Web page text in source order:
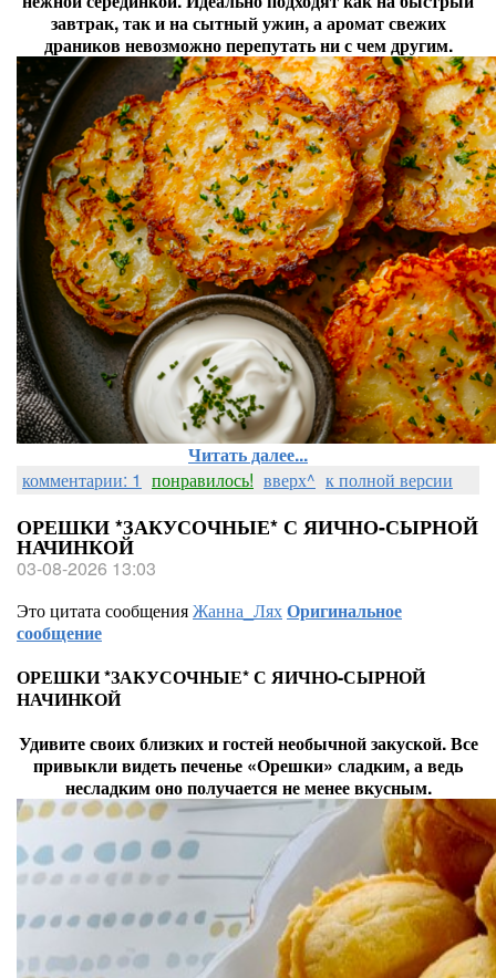
завтрак, так и на сытный ужин, а аромат свежих
драников невозможно перепутать ни с чем другим.
Читать далее...
комментарии: 1 понравилось! вверх^ к полной версии
ОРЕШКИ *ЗАКУСОЧНЫЕ* С ЯИЧНО-СЫРНОЙ
НАЧИНКОЙ
03-08-2026 13:03
Это цитата сообщенияЖанна_ЛяхОригинальное
сообщение
ОРЕШКИ *ЗАКУСОЧНЫЕ* С ЯИЧНО-СЫРНОЙ
НАЧИНКОЙ
Удивите своих близких и гостей необычной закуской. Все
привыкли видеть печенье «Орешки» сладким, а ведь
несладким оно получается не менее вкусным.